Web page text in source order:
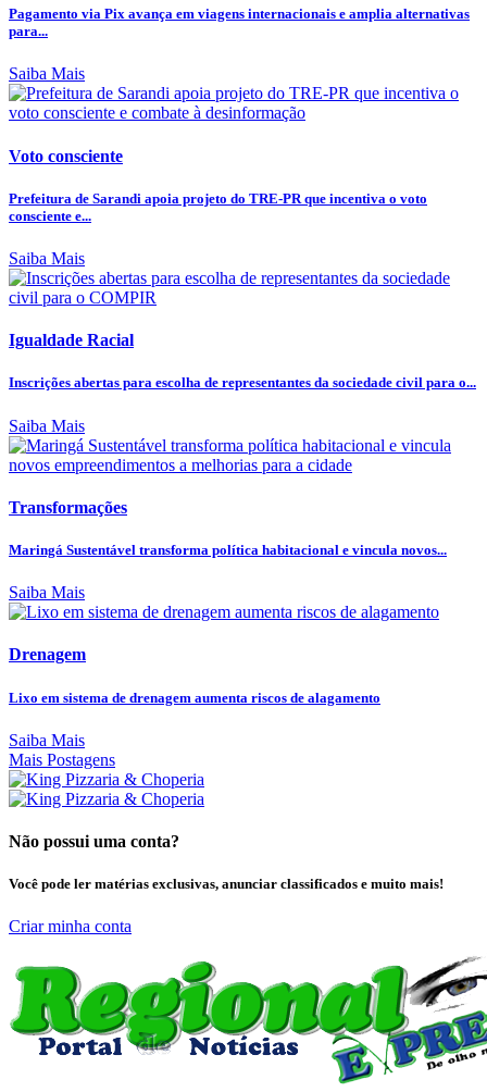
Pagamento via Pix avança em viagens internacionais e amplia alternativas
para...
Saiba Mais
Voto consciente
Prefeitura de Sarandi apoia projeto do TRE-PR que incentiva o voto
consciente e...
Saiba Mais
Igualdade Racial
Inscrições abertas para escolha de representantes da sociedade civil para o...
Saiba Mais
Transformações
Maringá Sustentável transforma política habitacional e vincula novos...
Saiba Mais
Drenagem
Lixo em sistema de drenagem aumenta riscos de alagamento
Saiba Mais
Mais Postagens
Não possui uma conta?
Você pode ler matérias exclusivas, anunciar classificados e muito mais!
Criar minha conta